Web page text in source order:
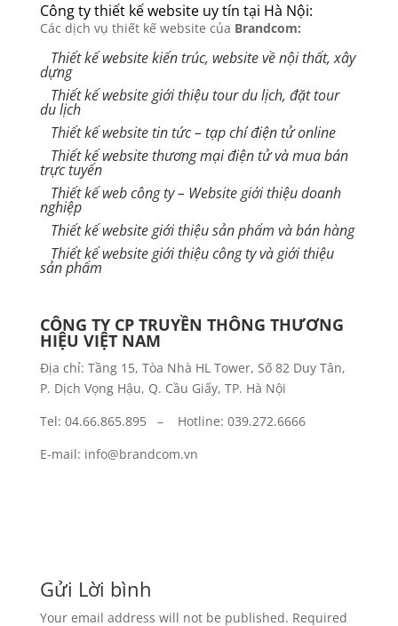
Công ty thiết kế website uy tín tại Hà Nội:
Các dịch vụ thiết kế website của Brandcom:
Thiết kế website kiến trúc, website về nội thất, xây
dựng
Thiết kế website giới thiệu tour du lịch, đặt tour
du lịch
Thiết kế website tin tức – tạp chí điện tử online
Thiết kế website thương mại điện tử và mua bán
trực tuyến
Thiết kế web công ty – Website giới thiệu doanh
nghiệp
Thiết kế website giới thiệu sản phẩm và bán hàng
Thiết kế website giới thiệu công ty và giới thiệu
sản phẩm
CÔNG TY CP TRUYỀN THÔNG THƯƠNG
HIỆU VIỆT NAM
Địa chỉ: Tầng 15, Tòa Nhà HL Tower, Số 82 Duy Tân,
P. Dịch Vọng Hậu, Q. Cầu Giấy, TP. Hà Nội
Tel: 04.66.865.895 – Hotline: 039.272.6666
E-mail: info@brandcom.vn
Gửi Lời bình
Your email address will not be published. Required